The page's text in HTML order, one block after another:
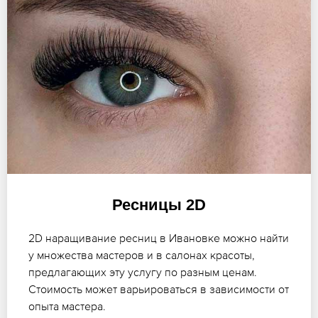
Ресницы 2D
2D наращивание ресниц в Ивановке можно найти
у множества мастеров и в салонах красоты,
предлагающих эту услугу по разным ценам.
Стоимость может варьироваться в зависимости от
опыта мастера.